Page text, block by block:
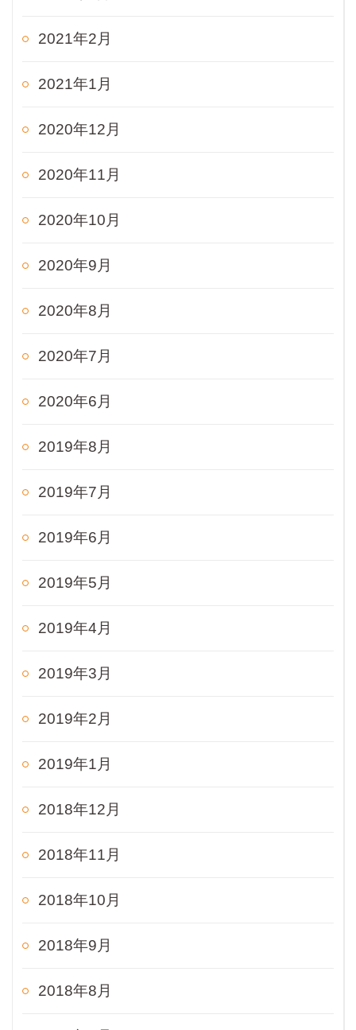
2021年2月
2021年1月
2020年12月
2020年11月
2020年10月
2020年9月
2020年8月
2020年7月
2020年6月
2019年8月
2019年7月
2019年6月
2019年5月
2019年4月
2019年3月
2019年2月
2019年1月
2018年12月
2018年11月
2018年10月
2018年9月
2018年8月